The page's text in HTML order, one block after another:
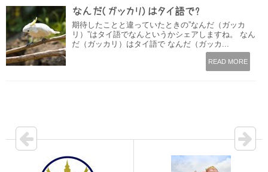
なんだ(ガッカリ)はタイ語で?
期待したことと違っていたときの”なんだ（ガッカ
リ）”はタイ語でなんというかシェアしますね。 なん
だ（ガッカリ）はタイ語で なんだ（ガッカ...
READ MORE